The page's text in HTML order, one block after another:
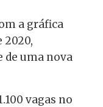
a gráfica
2020,
de uma nova
vagas no